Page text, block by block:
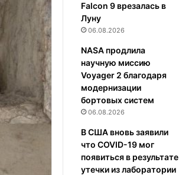
Falcon 9 врезалась в
Луну
06.08.2026
NASA продлила
научную миссию
Voyager 2 благодаря
модернизации
бортовых систем
06.08.2026
В США вновь заявили
что COVID-19 мог
появиться в результате
утечки из лаборатории